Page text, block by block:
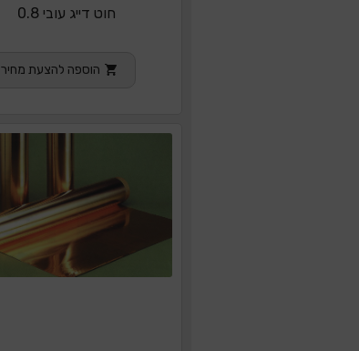
חוט דייג עובי 0.8
הוספה להצעת מחיר